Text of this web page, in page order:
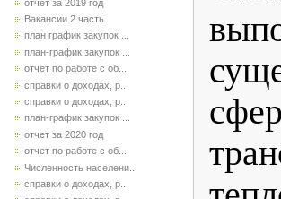
отчет за 2019 год
Вакансии 2 часть
план график закупок ...
план-график закупок ...
отчет по работе с об...
справки о доходах, р...
справки о доходах, р...
план-график закупок ...
отчет за 2020 год
отчет по работе с об...
Численность населени...
справки о доходах, р...